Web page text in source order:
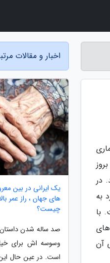
در
به
با
آن
اخبار و مقالات
چیست؟
صد ساله شدن
وسوسه اش برای
است. در عین حال